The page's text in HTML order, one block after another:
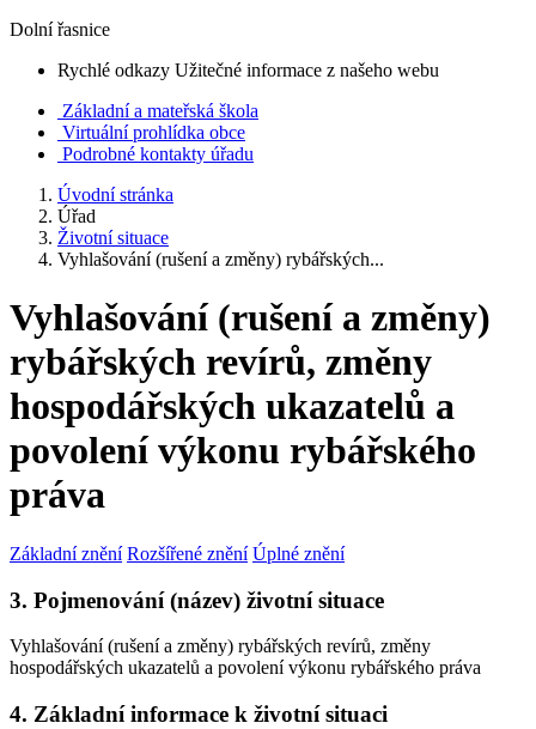
Dolní řasnice
Rychlé odkazy Užitečné informace z našeho webu
Základní a mateřská škola
Virtuální prohlídka obce
Podrobné kontakty úřadu
Úvodní stránka
Úřad
Životní situace
Vyhlašování (rušení a změny) rybářských...
Vyhlašování (rušení a změny)
rybářských revírů, změny
hospodářských ukazatelů a
povolení výkonu rybářského
práva
Základní znění Rozšířené znění Úplné znění
3. Pojmenování (název) životní situace
Vyhlašování (rušení a změny) rybářských revírů, změny
hospodářských ukazatelů a povolení výkonu rybářského práva
4. Základní informace k životní situaci